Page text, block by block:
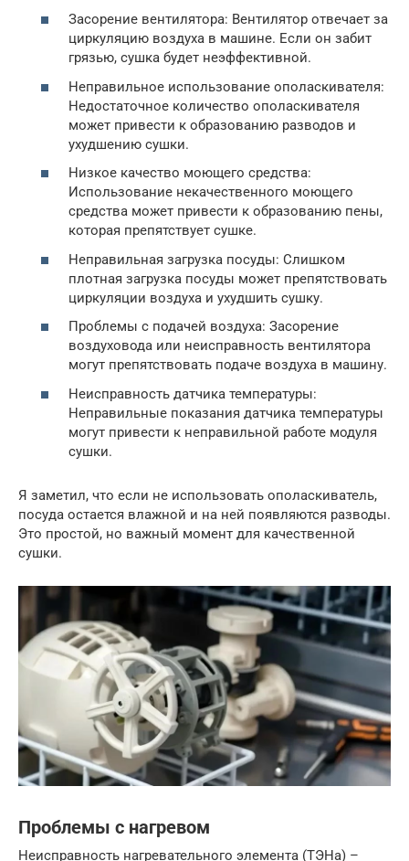
Засорение вентилятора: Вентилятор отвечает за
циркуляцию воздуха в машине. Если он забит
грязью, сушка будет неэффективной.
Неправильное использование ополаскивателя:
Недостаточное количество ополаскивателя
может привести к образованию разводов и
ухудшению сушки.
Низкое качество моющего средства:
Использование некачественного моющего
средства может привести к образованию пены,
которая препятствует сушке.
Неправильная загрузка посуды: Слишком
плотная загрузка посуды может препятствовать
циркуляции воздуха и ухудшить сушку.
Проблемы с подачей воздуха: Засорение
воздуховода или неисправность вентилятора
могут препятствовать подаче воздуха в машину.
Неисправность датчика температуры:
Неправильные показания датчика температуры
могут привести к неправильной работе модуля
сушки.
Я заметил, что если не использовать ополаскиватель,
посуда остается влажной и на ней появляются разводы.
Это простой, но важный момент для качественной
сушки.
Проблемы с нагревом
Неисправность нагревательного элемента (ТЭНа) –